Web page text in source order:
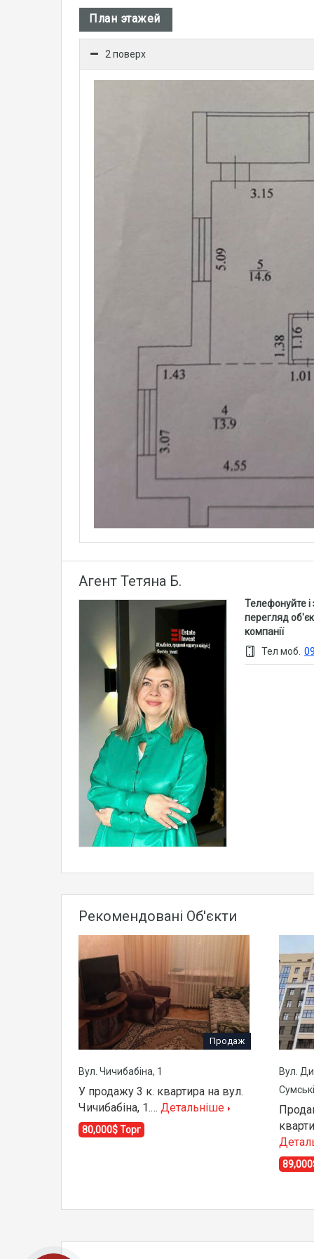
План этажей
2 поверх
Агент Тетяна Б.
Телефонуйте
перегляд
компанії
Тел моб.
Рекомендовані Об'єкти
Продаж
Вул. Чичибабіна, 1
У продажу 3 к. квартира на вул.
Чичибабіна, 1.… Детальніше
80,000$ Торг
Вул.